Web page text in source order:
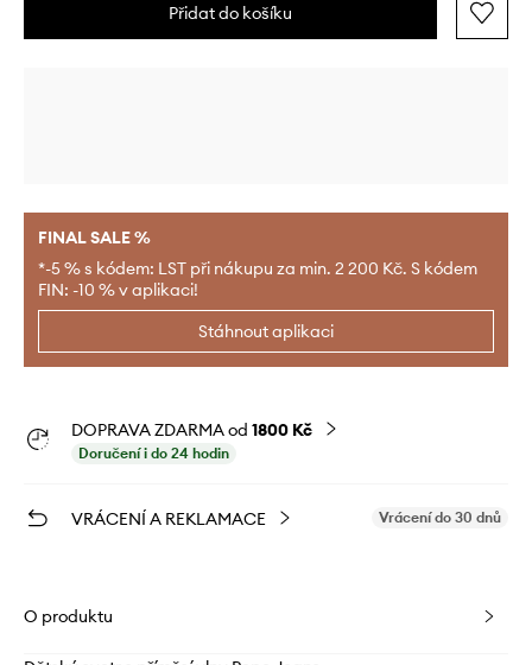
Přidat do košíku
FINAL SALE %
*-5 % s kódem: LST při nákupu za min. 2 200 Kč. S kódem
FIN: -10 % v aplikaci!
Stáhnout aplikaci
DOPRAVA ZDARMA od 1800 Kč
Doručení i do 24 hodin
VRÁCENÍ A REKLAMACE Vrácení do 30 dnů
O produktu